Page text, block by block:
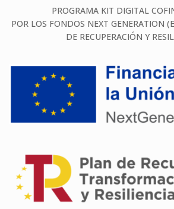
PROGRAMA KIT DIGITAL
POR LOS FONDOS NEXT GENERATION
DE RECUPERACIÓN Y